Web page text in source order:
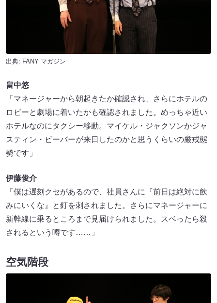
出典: FANY マガジン
畠中悠
「マネージャーから朝起きたか確認され、さらにホテルの
ロビーと劇場に着いたかも確認されました。めっちゃ近い
ホテルなのにタクシー移動。マイケル・ジャクソンかジャ
スティン・ビーバーが来日したのかと思うくらいの厳戒態
勢です」
伊藤俊介
「僕は遅刻クセがあるので、社員さんに『前日は絶対に飲
みにいくな』と釘を刺されました。さらにマネージャーに
新幹線に乗るところまで見届けられました。スベったら殺
されるという噂です……」
空気階段